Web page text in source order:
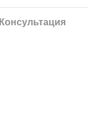
Консультация